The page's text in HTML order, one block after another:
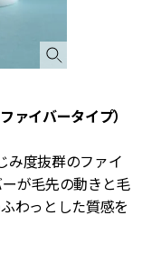
ァイバータイプ）
み度抜群のファイ
が毛先の動きと毛
わっとした質感を